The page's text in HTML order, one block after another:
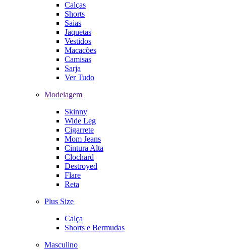
Calças
Shorts
Saias
Jaquetas
Vestidos
Macacões
Camisas
Sarja
Ver Tudo
Modelagem
Skinny
Wide Leg
Cigarrete
Mom Jeans
Cintura Alta
Clochard
Destroyed
Flare
Reta
Plus Size
Calça
Shorts e Bermudas
Masculino